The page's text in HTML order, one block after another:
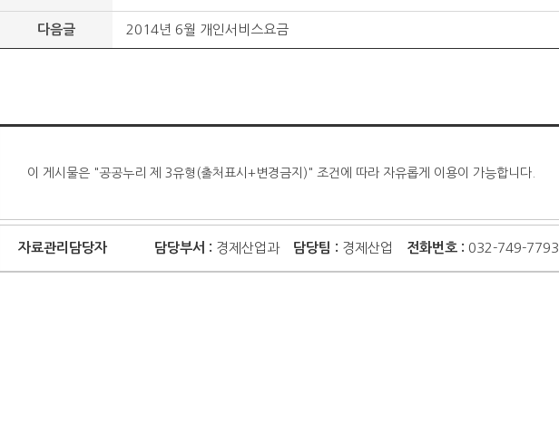
다음글 2014년 6월 개인서비스요금
이 게시물은 "공공누리 제 3유형(출처표시+변경금지)" 조건에 따라 자유롭게 이용이 가능합니다.
자료관리담당자 담당부서 : 경제산업과 담당팀 : 경제산업 전화번호 : 032-749-7793